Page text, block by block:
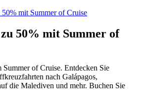
50% mit Summer of Cruise
50% mit Summer of
Summer of Cruise. Entdecken Sie
nach Galápagos,
die Malediven und mehr. Buchen Sie